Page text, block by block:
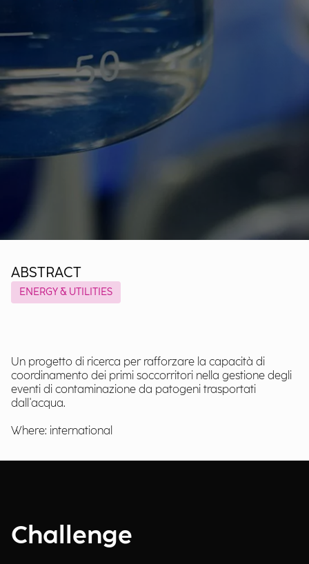
ABSTRACT
ENERGY & UTILITIES
Un progetto di ricerca per rafforzare la capacità di
coordinamento dei primi soccorritori nella gestione degli
eventi di contaminazione da patogeni trasportati
dall'acqua.
Where: international
Challenge